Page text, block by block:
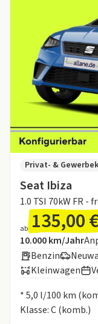
Seat Ibiza
1.0 TSI 70kW FR
Privat- &
ab 135,00
Angebotsdetails:
Inklusive
10.000 km/Jahr
Benzin
Kleinwagen
* 5,0 l/100 km
Klasse: C (komb.)